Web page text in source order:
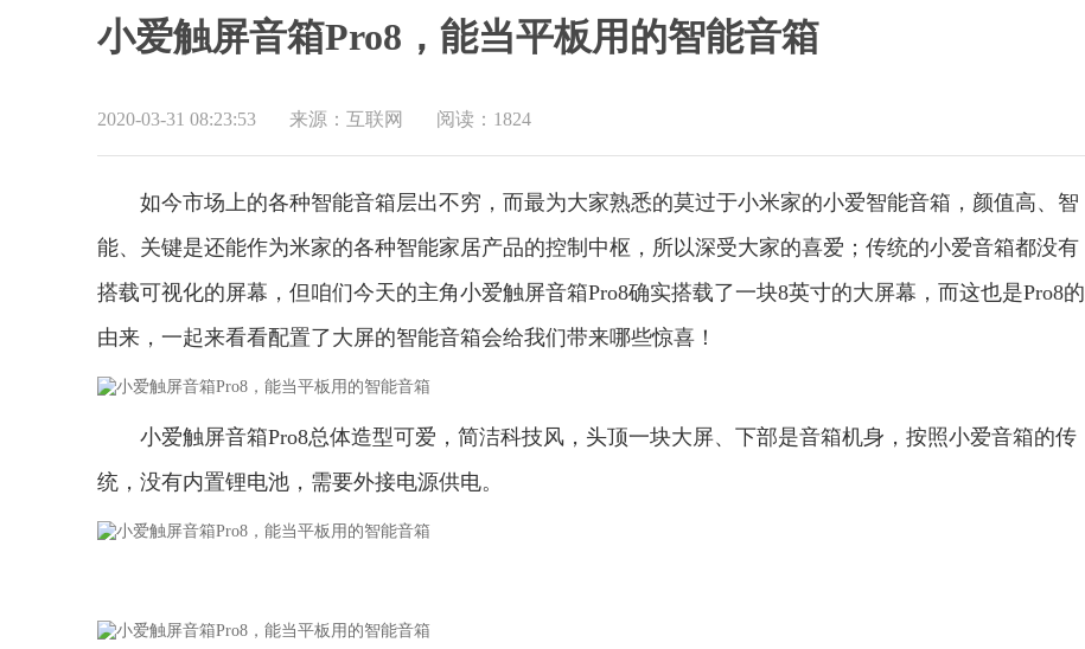
小爱触屏音箱Pro8，能当平板用的智能音箱
2020-03-31 08:23:53 来源：互联网 阅读：1824
如今市场上的各种智能音箱层出不穷，而最为大家熟悉的莫过于小米家的小爱智能音箱，颜值高、智
能、关键是还能作为米家的各种智能家居产品的控制中枢，所以深受大家的喜爱；传统的小爱音箱都没有
搭载可视化的屏幕，但咱们今天的主角小爱触屏音箱Pro8确实搭载了一块8英寸的大屏幕，而这也是Pro8的
由来，一起来看看配置了大屏的智能音箱会给我们带来哪些惊喜！
小爱触屏音箱Pro8总体造型可爱，简洁科技风，头顶一块大屏、下部是音箱机身，按照小爱音箱的传
统，没有内置锂电池，需要外接电源供电。